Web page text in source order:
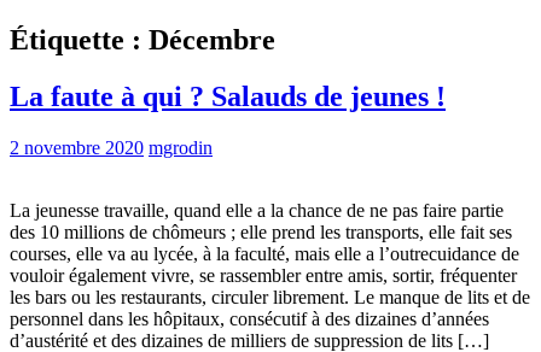
Étiquette : Décembre
La faute à qui ? Salauds de jeunes !
2 novembre 2020 mgrodin
La jeunesse travaille, quand elle a la chance de ne pas faire partie
des 10 millions de chômeurs ; elle prend les transports, elle fait ses
courses, elle va au lycée, à la faculté, mais elle a l’outrecuidance de
vouloir également vivre, se rassembler entre amis, sortir, fréquenter
les bars ou les restaurants, circuler librement. Le manque de lits et de
personnel dans les hôpitaux, consécutif à des dizaines d’années
d’austérité et des dizaines de milliers de suppression de lits […]